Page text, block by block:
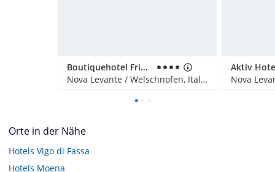
Boutiquehotel Friedrich
Nova Levante / Welschnofen, Italien
Orte in der Nähe
Hotels Vigo di Fassa
Hotels Moena